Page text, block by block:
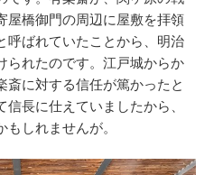
屋橋御門の周辺に屋敷を拝領
呼ばれていたことから、明治
られたのです。江戸城からか
斎に対する信任が篤かったと
長に仕えていましたから、
しれませんが。